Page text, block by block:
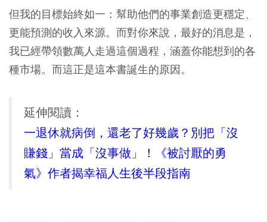
但我的目標始終如一：幫助他們的事業創造更穩定、
更能預測的收入來源。而對你來說，最好的消息是，
我已經帶領數萬人走過這個過程，涵蓋你能想到的各
種市場。而這正是這本書誕生的原因。
延伸閱讀：
一退休就病倒，還老了好幾歲？別把「沒
賺錢」當成「沒事做」！《被討厭的勇
氣》作者揭幸福人生後半段指南